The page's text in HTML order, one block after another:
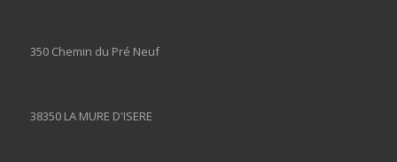
350 Chemin du Pré Neuf
38350 LA MURE D'ISERE